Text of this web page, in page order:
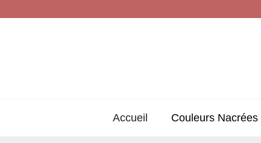
Accueil Couleurs Nacrées